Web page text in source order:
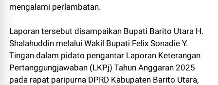
mengalami perlambatan.
Laporan tersebut disampaikan Bupati Barito Utara H.
Shalahuddin melalui Wakil Bupati Felix Sonadie Y.
Tingan dalam pidato pengantar Laporan Keterangan
Pertanggungjawaban (LKPj) Tahun Anggaran 2025
pada rapat paripurna DPRD Kabupaten Barito Utara,